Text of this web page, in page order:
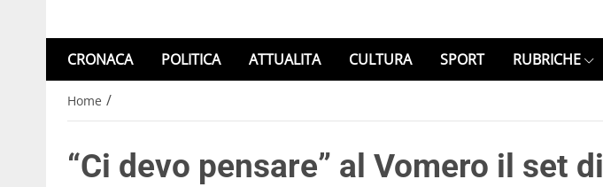
CRONACA POLITICA ATTUALITA CULTURA SPORT RUBRICHE
Home /
“Ci devo pensare” al Vomero il set di